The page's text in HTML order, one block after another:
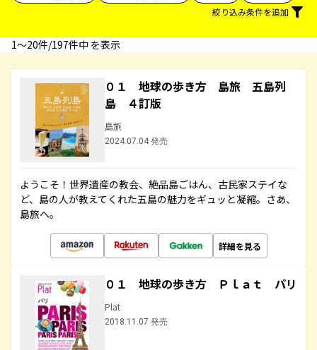
絞り込み条件を追加
1〜20件/197件中 を表示
０１ 地球の歩き方 島旅 五島列
島 ４訂版
島旅
2024.07.04 発売
ようこそ！世界遺産の教会、絶品島ごはん、古民家ステイな
ど、島の人が教えてくれた五島の魅力をギュッと凝縮。さあ、
島旅へ。
詳細を見る
０１ 地球の歩き方 Ｐｌａｔ パリ
Plat
2018.11.07 発売